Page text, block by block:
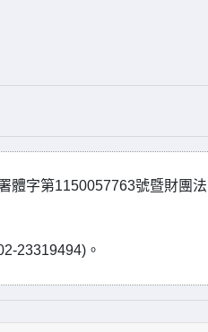
字第1150057763號暨財團
23319494)。